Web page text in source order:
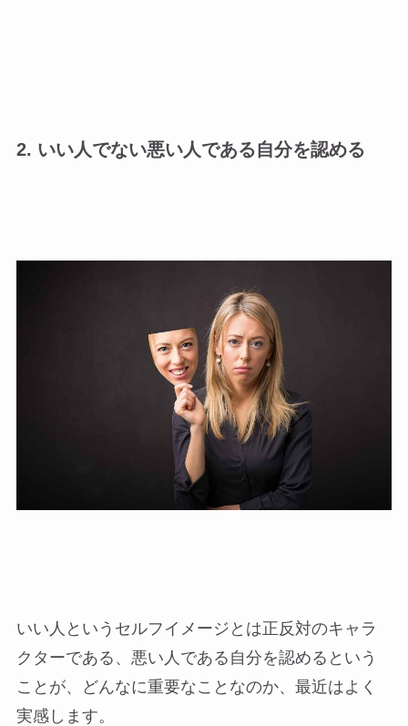
2. いい人でない悪い人である自分を認める
いい人というセルフイメージとは正反対のキャラ
クターである、悪い人である自分を認めるという
ことが、どんなに重要なことなのか、最近はよく
実感します。